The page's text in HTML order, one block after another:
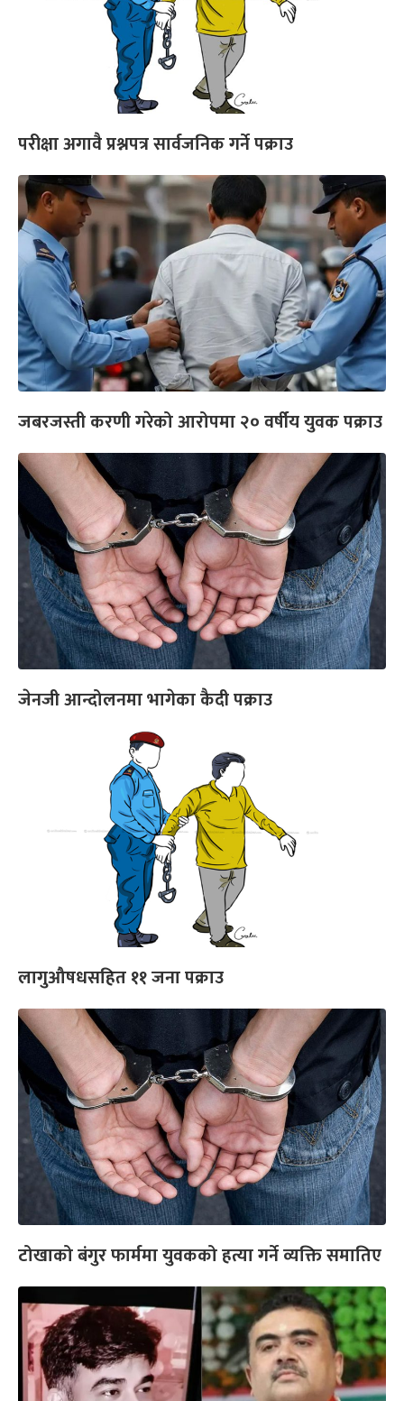
परीक्षा अगावै प्रश्नपत्र सार्वजनिक गर्ने पक्राउ
जबरजस्ती करणी गरेको आरोपमा २० वर्षीय युवक पक्राउ
जेनजी आन्दोलनमा भागेका कैदी पक्राउ
लागुऔषधसहित ११ जना पक्राउ
टोखाको बंगुर फार्ममा युवकको हत्या गर्ने व्यक्ति समातिए